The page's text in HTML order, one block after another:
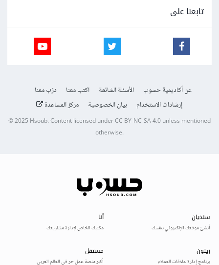
تابعنا على
عن أكاديمية حسوب الأسئلة الشائعة اكتب معنا
درّب معنا
إرشادات الاستخدام
بيان الخصوصية مركز المساعدة
© 2025Hsoub.Content licensed underCC BY-NC-SA 4.0unless mentioned
otherwise.